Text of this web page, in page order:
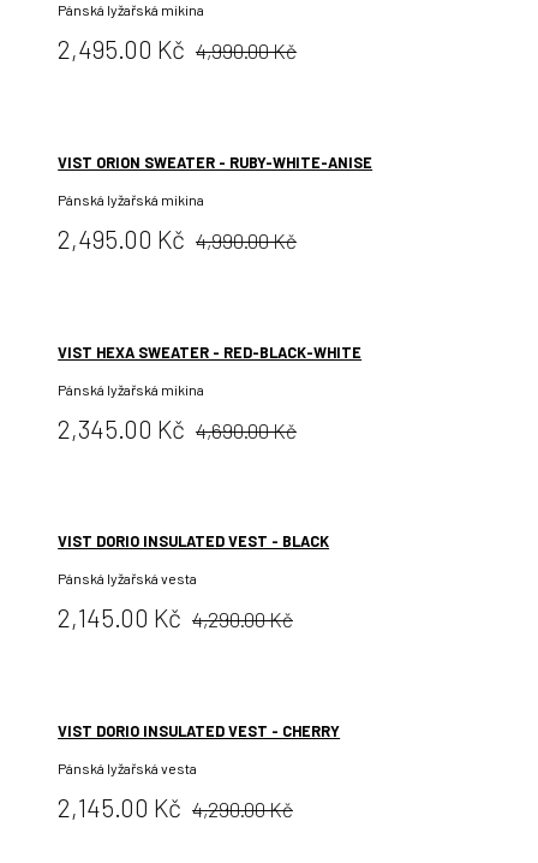
Pánská lyžařská mikina
Cena:
2,495.00 Kč
Původní
4,990.00 Kč
VIST ORION SWEATER - RUBY-WHITE-ANISE
Pánská lyžařská mikina
Cena:
2,495.00 Kč
Původní
4,990.00 Kč
VIST HEXA SWEATER - RED-BLACK-WHITE
Pánská lyžařská mikina
Cena:
2,345.00 Kč
Původní
4,690.00 Kč
VIST DORIO INSULATED VEST - BLACK
Pánská lyžařská vesta
Cena:
2,145.00 Kč
Původní
4,290.00 Kč
VIST DORIO INSULATED VEST - CHERRY
Pánská lyžařská vesta
Cena:
2,145.00 Kč
Původní
4,290.00 Kč